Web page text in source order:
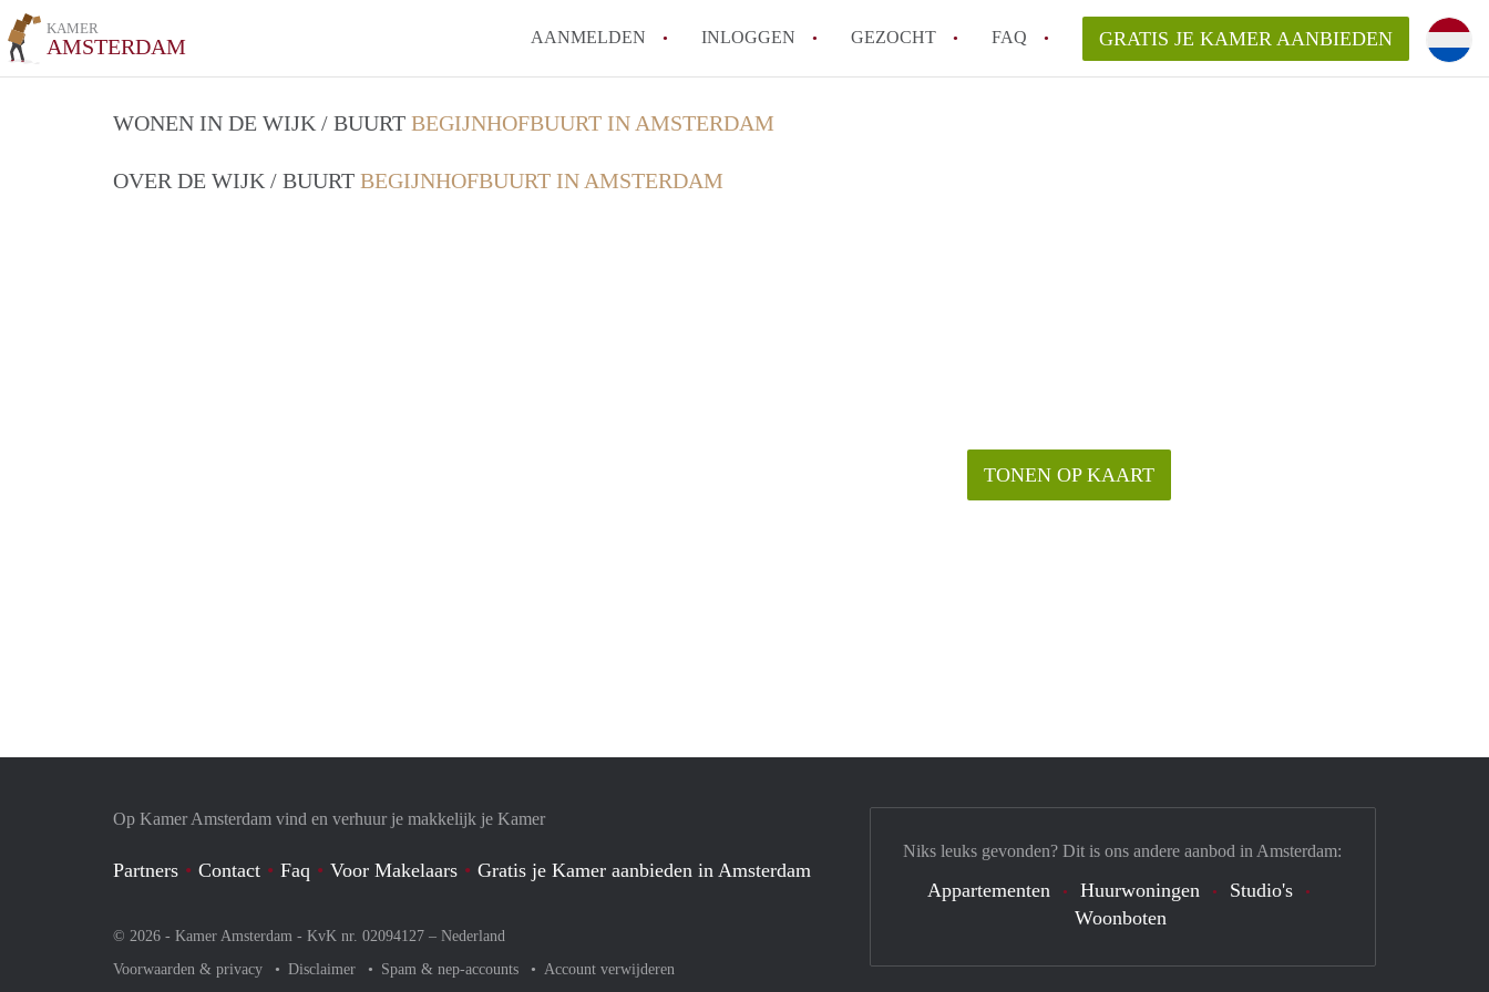
KAMER
AMSTERDAM AANMELDEN INLOGGEN GEZOCHT FAQ GRATIS JE KAMER AANBIEDEN
WONEN IN DE WIJK / BUURT BEGIJNHOFBUURT IN AMSTERDAM
OVER DE WIJK / BUURT BEGIJNHOFBUURT IN AMSTERDAM
TONEN OP KAART
Op Kamer Amsterdam vind en verhuur je makkelijk je Kamer
Partners Contact Faq Voor Makelaars Gratis je Kamer aanbieden in Amsterdam
© 2026 - Kamer Amsterdam - KvK nr. 02094127 – Nederland
Voorwaarden & privacy
Disclaimer Spam & nep-accounts Account verwijderen
Niks leuks gevonden? Dit is ons andere aanbod in Amsterdam:
Appartementen Huurwoningen
Studio's
Woonboten